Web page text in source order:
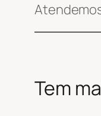
Tem